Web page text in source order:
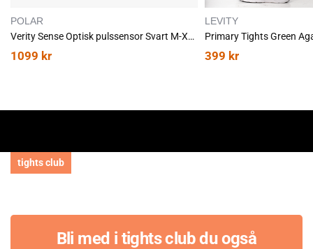
POLAR
Verity Sense Optisk pulssensor Svart M-XXL
1099 kr
LEVITY
Primary Tights Green
399 kr
tights club
Bli med i tights club du også